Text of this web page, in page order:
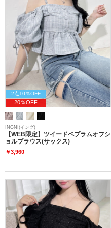
2点10％OFF
20％OFF
INGNI(イング)
【WEB限定】ツイードペプラムオフシ
ョルブラウス(サックス)
￥3,960